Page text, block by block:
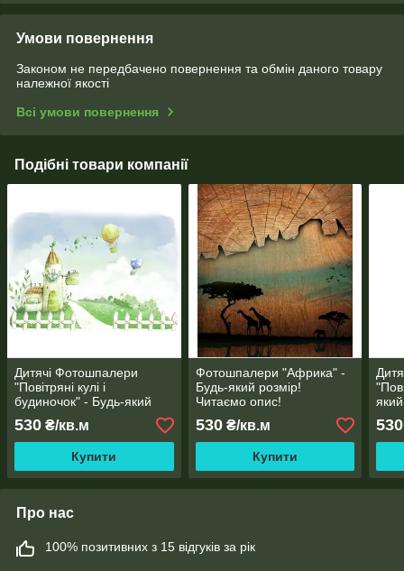
Умови повернення
Законом не передбачено повернення та обмін даного товару
належної якості
Всі умови повернення
Подібні товари компанії
Дитячі Фотошпалери
"Повітряні кулі і
будиночок" - Будь-який
розмір! Читаємо опис!
530 ₴/кв.м
Купити
Фотошпалери "Африка" -
Будь-який розмір!
Читаємо опис!
530₴/кв.м
Купити
530
Про нас
100% позитивних з 15 відгуків за рік